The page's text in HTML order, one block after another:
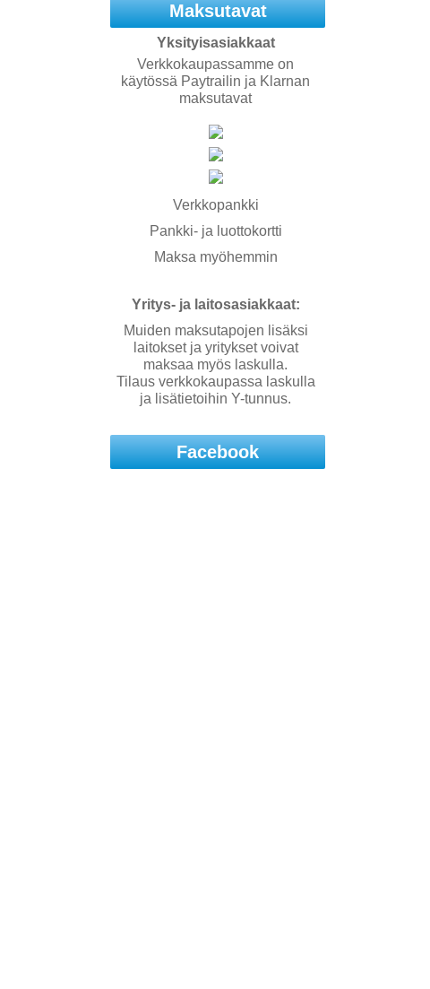
Maksutavat
Yksityisasiakkaat
Verkkokaupassamme on
käytössä Paytrailin ja Klarnan
maksutavat
Verkkopankki
Pankki- ja luottokortti
Maksa myöhemmin
Yritys- ja laitosasiakkaat:
Muiden maksutapojen lisäksi
laitokset ja yritykset voivat
maksaa myös laskulla.
Tilaus verkkokaupassa laskulla
ja lisätietoihin Y-tunnus.
Facebook